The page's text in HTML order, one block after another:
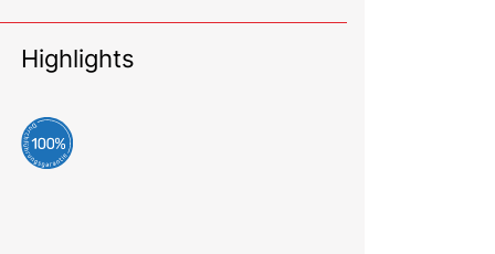
Highlights